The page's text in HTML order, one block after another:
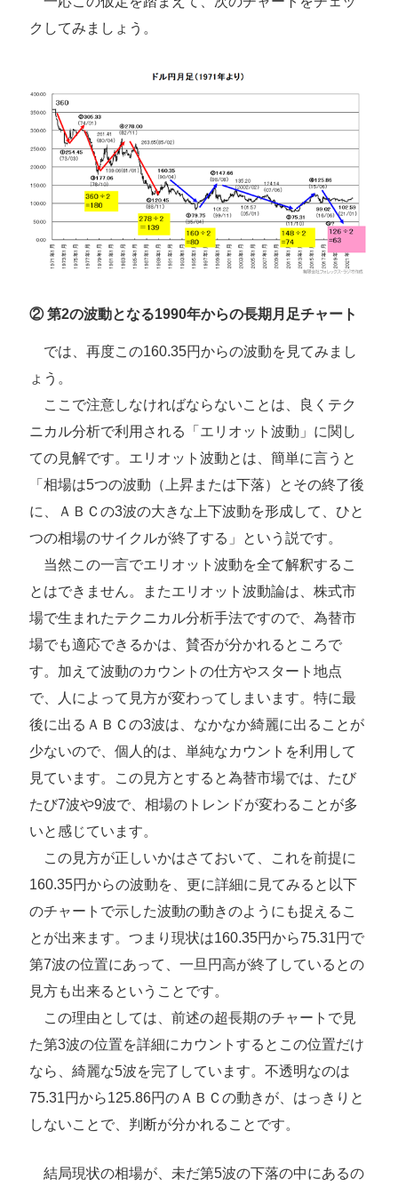
クしてみましょう。
② 第2の波動となる1990年からの長期月足チャート
では、再度この160.35円からの波動を見てみまし
ょう。
ここで注意しなければならないことは、良くテク
ニカル分析で利用される「エリオット波動」に関し
ての見解です。エリオット波動とは、簡単に言うと
「相場は5つの波動（上昇または下落）とその終了後
に、ＡＢＣの3波の大きな上下波動を形成して、ひと
つの相場のサイクルが終了する」という説です。
当然この一言でエリオット波動を全て解釈するこ
とはできません。またエリオット波動論は、株式市
場で生まれたテクニカル分析手法ですので、為替市
場でも適応できるかは、賛否が分かれるところで
す。加えて波動のカウントの仕方やスタート地点
で、人によって見方が変わってしまいます。特に最
後に出るＡＢＣの3波は、なかなか綺麗に出ることが
少ないので、個人的は、単純なカウントを利用して
見ています。この見方とすると為替市場では、たび
たび7波や9波で、相場のトレンドが変わることが多
いと感じています。
この見方が正しいかはさておいて、これを前提に
160.35円からの波動を、更に詳細に見てみると以下
のチャートで示した波動の動きのようにも捉えるこ
とが出来ます。つまり現状は160.35円から75.31円で
第7波の位置にあって、一旦円高が終了しているとの
見方も出来るということです。
この理由としては、前述の超長期のチャートで見
た第3波の位置を詳細にカウントするとこの位置だけ
なら、綺麗な5波を完了しています。不透明なのは
75.31円から125.86円のＡＢＣの動きが、はっきりと
しないことで、判断が分かれることです。
結局現状の相場が、未だ第5波の下落の中にあるの